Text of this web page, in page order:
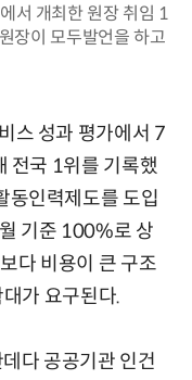
서 개최한 원장 취임 1
장이 모두발언을 하고
스 성과 평가에서 7
전국 1위를 기록했
동인력제도를 도입
기준 100%로 상
다 비용이 큰 구조
가 요구된다.
다 공공기관 인건